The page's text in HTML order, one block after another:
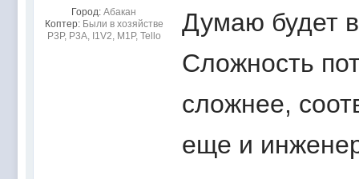
Город: Абакан
Коптер: Были в хозяйстве
Р3Р, Р3А, I1V2, M1P, Tello
Думаю будет
Сложность
сложнее,
еще и